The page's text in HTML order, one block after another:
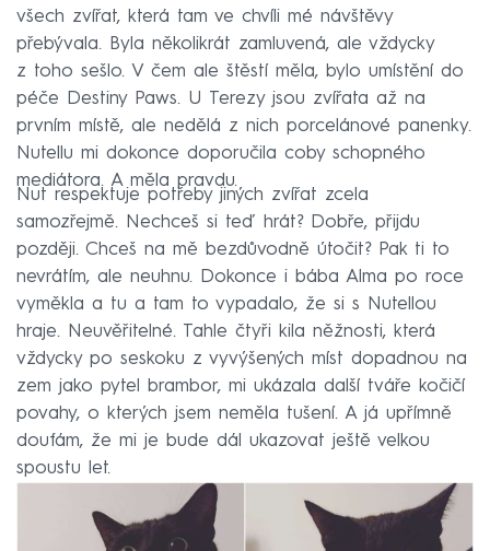
všech zvířat, která tam ve chvíli mé návštěvy
přebývala. Byla několikrát zamluvená, ale vždycky
z toho sešlo. V čem ale štěstí měla, bylo umístění do
péče Destiny Paws. U Terezy jsou zvířata až na
prvním místě, ale nedělá z nich porcelánové panenky.
Nutellu mi dokonce doporučila coby schopného
mediátora. A měla pravdu.
Nut respektuje potřeby jiných zvířat zcela
samozřejmě. Nechceš si teď hrát? Dobře, přijdu
později. Chceš na mě bezdůvodně útočit? Pak ti to
nevrátím, ale neuhnu. Dokonce i bába Alma po roce
vyměkla a tu a tam to vypadalo, že si s Nutellou
hraje. Neuvěřitelné. Tahle čtyři kila něžnosti, která
vždycky po seskoku z vyvýšených míst dopadnou na
zem jako pytel brambor, mi ukázala další tváře kočičí
povahy, o kterých jsem neměla tušení. A já upřímně
doufám, že mi je bude dál ukazovat ještě velkou
spoustu let.